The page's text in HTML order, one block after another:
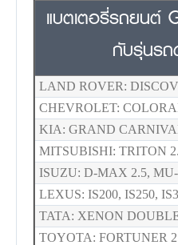
แบตเตอรี่รถยนต์
กับรุ่นร
LAND ROVER:
CHEVROLET:
KIA: GRAND
MITSUBISHI: TRITON
ISUZU: D-MAX 2.5,
LEXUS: IS200, IS250,
TATA: XENON
TOYOTA: FORTUNER